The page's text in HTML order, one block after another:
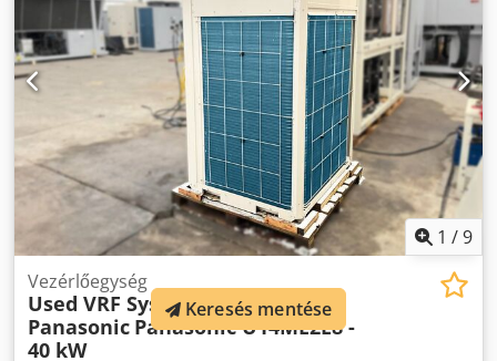
1 /9
Vezérlőegység
Used VRF System
Panasonic Panasonic U14ME2E8 -
40 kW
Keresés mentése